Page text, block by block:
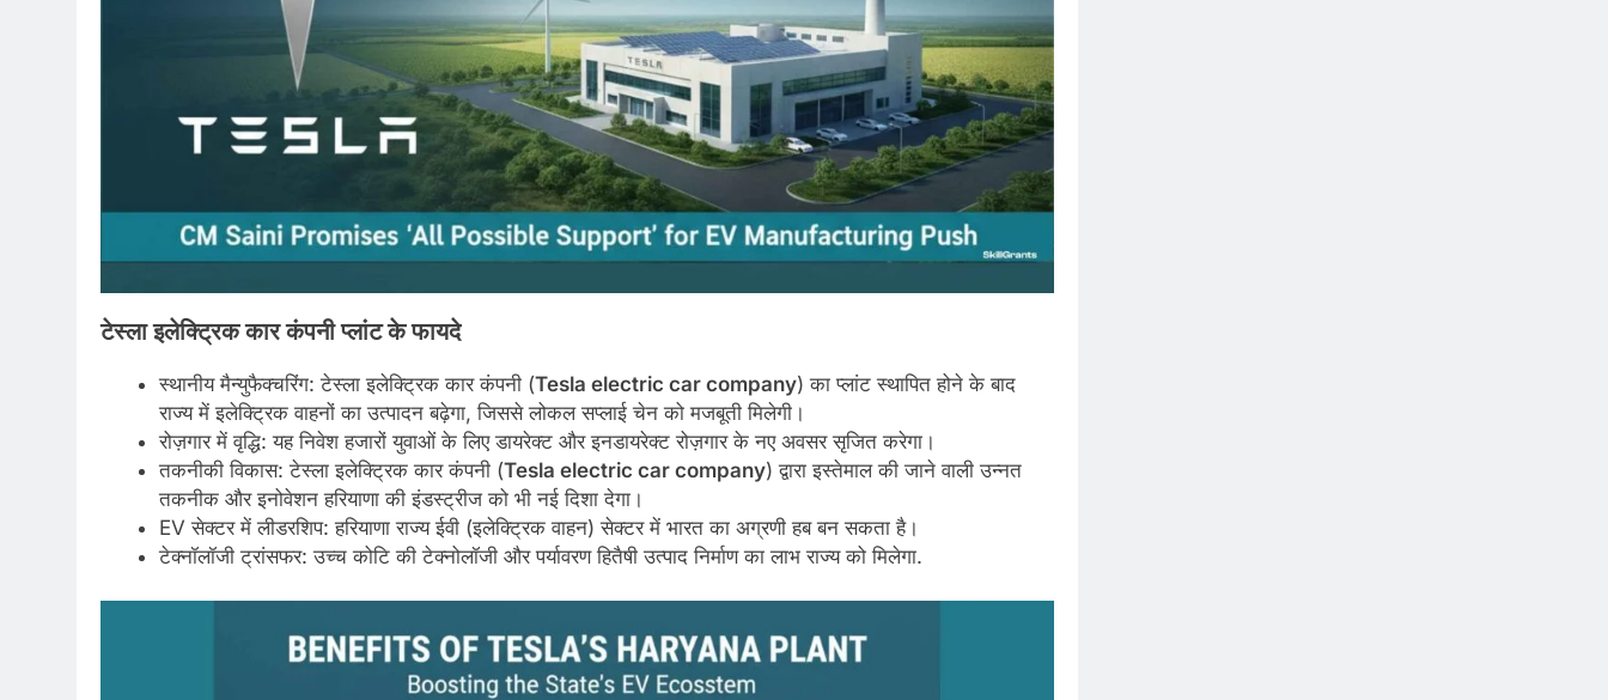
टेस्ला इलेक्ट्रिक कार कंपनी प्लांट के फायदे
स्थानीय मैन्युफैक्चरिंग: टेस्ला इलेक्ट्रिक कार कंपनी (Tesla electric car company) का प्लांट स्थापित होने के बाद
राज्य में इलेक्ट्रिक वाहनों का उत्पादन बढ़ेगा, जिससे लोकल सप्लाई चेन को मजबूती मिलेगी।
रोज़गार में वृद्धि: यह निवेश हजारों युवाओं के लिए डायरेक्ट और इनडायरेक्ट रोज़गार के नए अवसर सृजित करेगा।
तकनीकी विकास: टेस्ला इलेक्ट्रिक कार कंपनी (Tesla electric car company) द्वारा इस्तेमाल की जाने वाली उन्नत
तकनीक और इनोवेशन हरियाणा की इंडस्ट्रीज को भी नई दिशा देगा।
EV सेक्टर में लीडरशिप: हरियाणा राज्य ईवी (इलेक्ट्रिक वाहन) सेक्टर में भारत का अग्रणी हब बन सकता है।
टेक्नॉलॉजी ट्रांसफर: उच्च कोटि की टेक्नोलॉजी और पर्यावरण हितैषी उत्पाद निर्माण का लाभ राज्य को मिलेगा.​